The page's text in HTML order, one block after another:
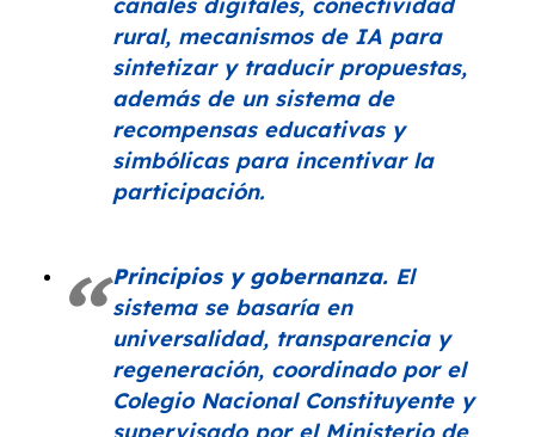
rural, mecanismos de IA para
sintetizar y traducir propuestas,
además de un sistema de
recompensas educativas y
simbólicas para incentivar la
participación.
Principios y gobernanza.El
sistema se basaría en
universalidad, transparencia y
regeneración, coordinado por el
Colegio Nacional Constituyente y
supervisado por el Ministerio de